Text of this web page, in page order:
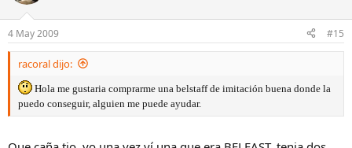
4 May 2009 #15
racoral dijo:
Hola me gustaria comprarme una belstaff de imitación buena donde la
puedo conseguir, alguien me puede ayudar.